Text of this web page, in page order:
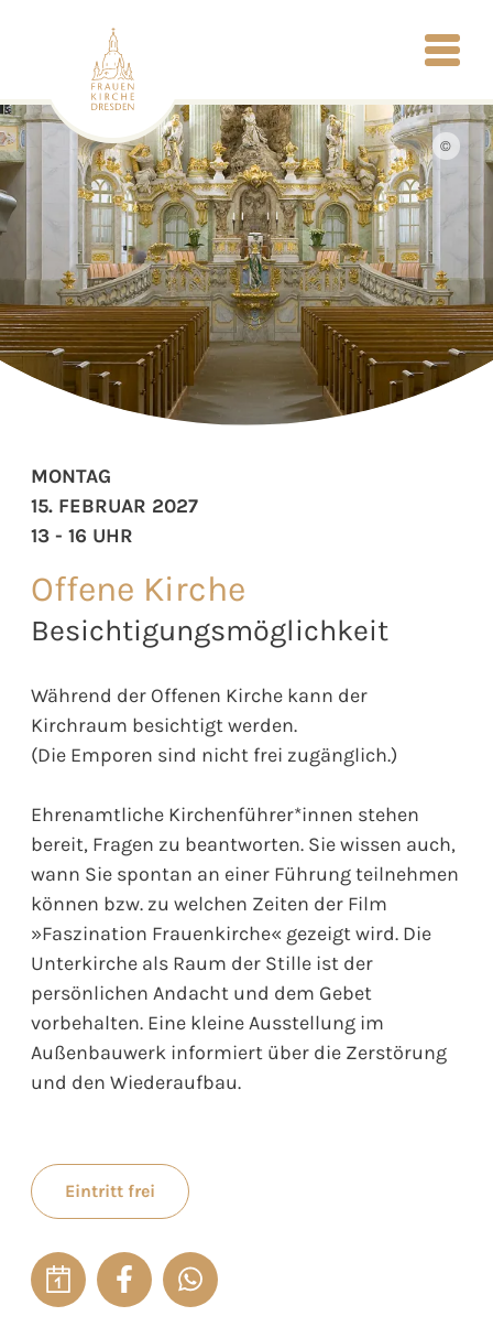
©
Offene Kirche
Besichtigungsmöglichkeit
Während der Offenen Kirche kann der
Kirchraum besichtigt werden.
(Die Emporen sind nicht frei zugänglich.)
Ehrenamtliche Kirchenführer*innen stehen
bereit, Fragen zu beantworten. Sie wissen auch,
wann Sie spontan an einer Führung teilnehmen
können bzw. zu welchen Zeiten der Film
»Faszination Frauenkirche« gezeigt wird. Die
Unterkirche als Raum der Stille ist der
persönlichen Andacht und dem Gebet
vorbehalten. Eine kleine Ausstellung im
Außenbauwerk informiert über die Zerstörung
und den Wiederaufbau.
Eintritt frei
MONTAG
15. FEBRUAR 2027
13 - 16 UHR